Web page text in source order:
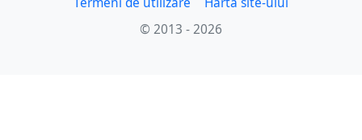
© 2013 - 2026